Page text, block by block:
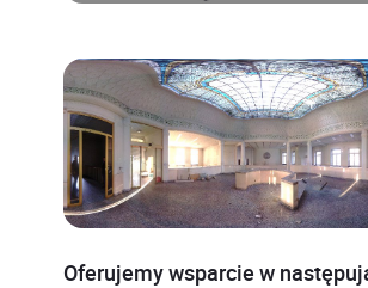
Oferujemy wsparcie w